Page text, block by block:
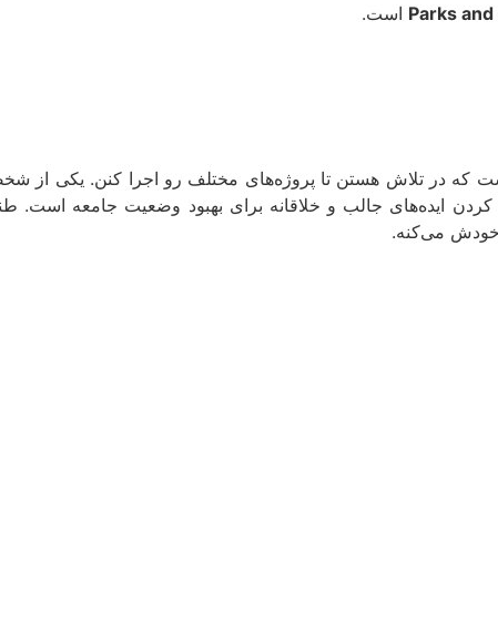
Parks است.
که در تلاش هستن تا پروژه‌های مختلف رو اجرا کنن. یکی از
ایده‌های جالب و خلاقانه برای بهبود وضعیت جامعه است.
خودش می‌کنه.